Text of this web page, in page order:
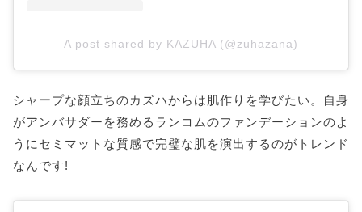
A post shared by KAZUHA (@zuhazana)
シャープな顔立ちのカズハからは肌作りを学びたい。自身
がアンバサダーを務めるランコムのファンデーションのよ
うにセミマットな質感で完璧な肌を演出するのがトレンド
なんです!